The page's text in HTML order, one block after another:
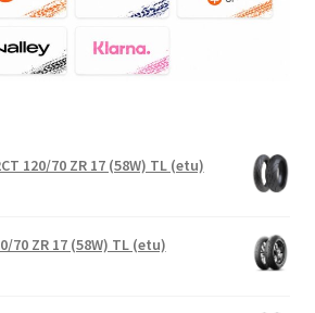
120/70 ZR 17 (58W) TL (etu)
70 ZR 17 (58W) TL (etu)